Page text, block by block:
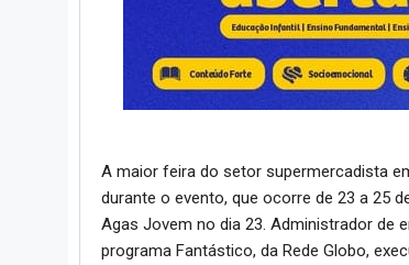
A maior feira do setor supermercadista
durante o evento, que ocorre de 23 a 25
Agas Jovem no dia 23. Administrador de
programa Fantástico, da Rede Globo,